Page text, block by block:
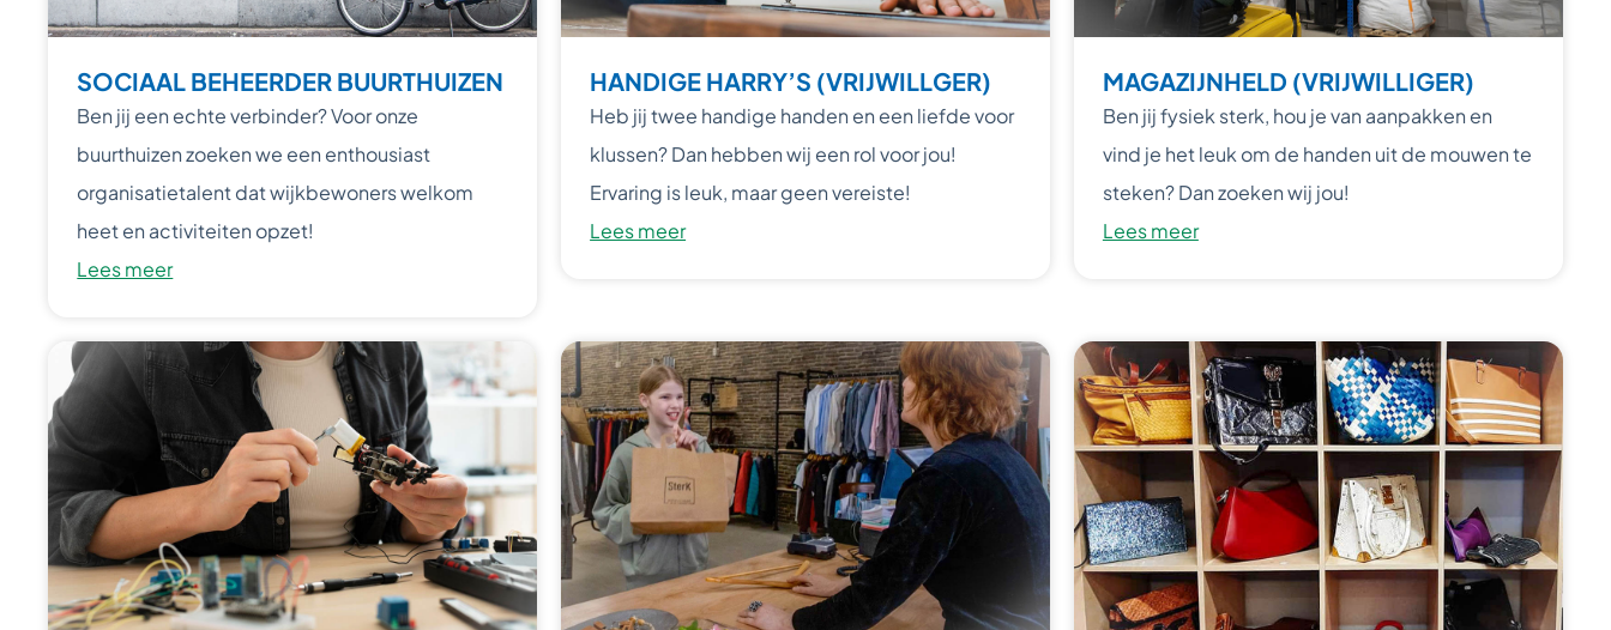
SOCIAAL BEHEERDER BUURTHUIZEN
Ben jij een echte verbinder? Voor onze
buurthuizen zoeken we een enthousiast
organisatietalent dat wijkbewoners welkom
heet en activiteiten opzet!
Lees meer
HANDIGE HARRY’S (VRIJWILLGER)
Heb jij twee handige handen en een liefde voor
klussen? Dan hebben wij een rol voor jou!
Ervaring is leuk, maar geen vereiste!
Lees meer
MAGAZIJNHELD (VRIJWILLIGER)
Ben jij fysiek sterk, hou je van aanpakken en
vind je het leuk om de handen uit de mouwen te
steken? Dan zoeken wij jou!
Lees meer